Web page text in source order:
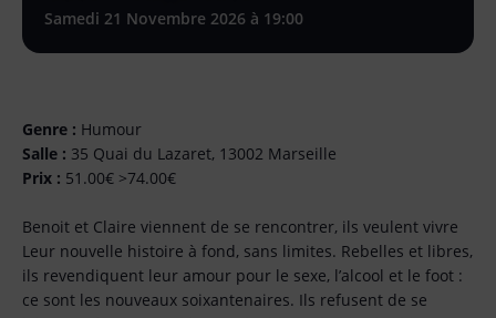
Samedi 21 Novembre 2026 à 19:00
Genre : Humour
Salle : 35 Quai du Lazaret, 13002 Marseille
Prix : 51.00€ >74.00€
Benoit et Claire viennent de se rencontrer, ils veulent vivre
Leur nouvelle histoire à fond, sans limites. Rebelles et libres,
ils revendiquent leur amour pour le sexe, l’alcool et le foot :
ce sont les nouveaux soixantenaires. Ils refusent de se